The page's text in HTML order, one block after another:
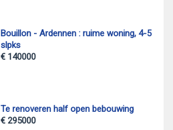
Bouillon - Ardennen : ruime woning, 4-5
slpks
€ 140000
Te renoveren half open bebouwing
€ 295000